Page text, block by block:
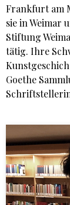
Frankfurt am
sie in Weimar
Stiftung
tätig. Ihre
Goethe